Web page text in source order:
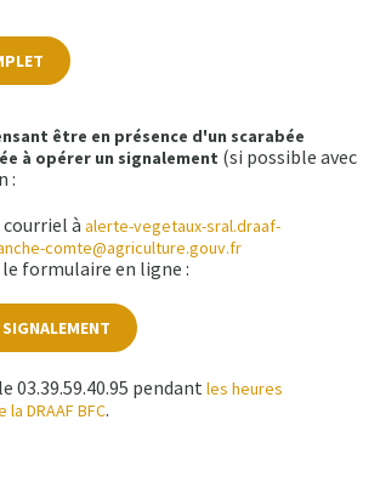
être en présence d'un scarabée
à opérer un signalement (si possible avec
:
courriel àalerte-vegetaux-sral.draaf-
comte@agriculture.gouv.fr
formulaire en ligne :
03.39.59.40.95 pendantles heures
DRAAF BFC.